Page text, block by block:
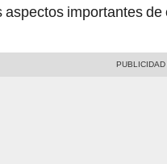
aspectos importantes